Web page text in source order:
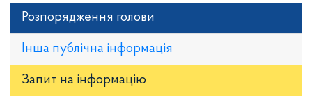
Розпорядження голови
Інша публічна інформація
Запит на iнформацію